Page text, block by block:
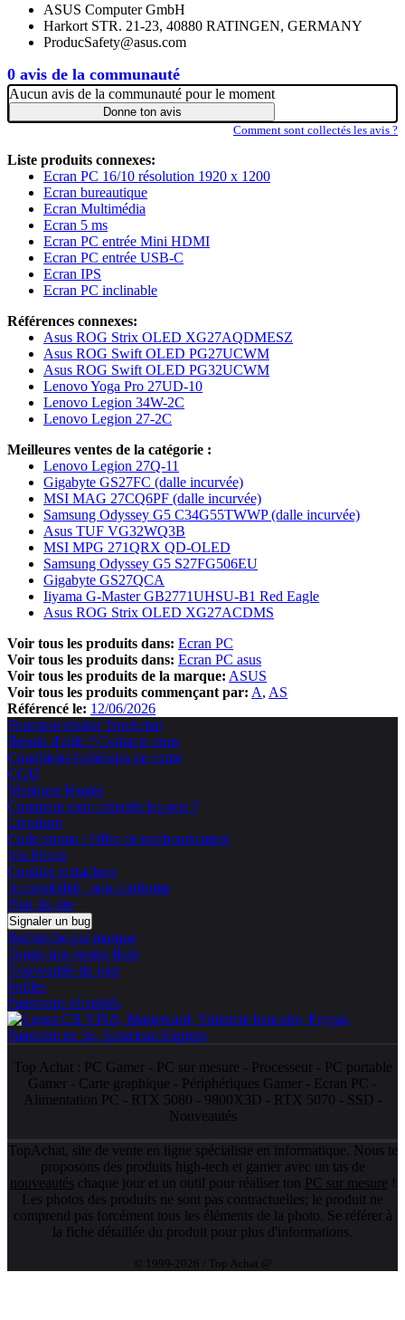
0 avis de la communauté
ASUS Computer GmbH
Harkort STR. 21-23, 40880 RATINGEN, GERMANY
ProducSafety@asus.com
Aucun avis de la communauté pour le moment
Donne ton avis
Comment sont collectés les avis ?
Liste produits connexes:
Ecran PC 16/10 résolution 1920 x 1200
Ecran bureautique
Ecran Multimédia
Ecran 5 ms
Ecran PC entrée Mini HDMI
Ecran PC entrée USB-C
Ecran IPS
Ecran PC inclinable
Références connexes:
Asus ROG Strix OLED XG27AQDMESZ
Asus ROG Swift OLED PG27UCWM
Asus ROG Swift OLED PG32UCWM
Lenovo Yoga Pro 27UD-10
Lenovo Legion 34W-2C
Lenovo Legion 27-2C
Meilleures ventes de la catégorie :
Lenovo Legion 27Q-11
Gigabyte GS27FC (dalle incurvée)
MSI MAG 27CQ6PF (dalle incurvée)
Samsung Odyssey G5 C34G55TWWP (dalle incurvée)
Asus TUF VG32WQ3B
MSI MPG 271QRX QD-OLED
Samsung Odyssey G5 S27FG506EU
Gigabyte GS27QCA
Iiyama G-Master GB2771UHSU-B1 Red Eagle
Asus ROG Strix OLED XG27ACDMS
Voir tous les produits dans: Ecran PC
Voir tous les produits dans: Ecran PC asus
Voir tous les produits de la marque: ASUS
Voir tous les produits commençant par: A AS
Référencé le: 12/06/2026
Pourquoi choisir TopAchat
Besoin d'aide ? Contacte nous
Conditions Générales de vente
CGU
Mentions légales
Comment sont collectés les avis ?
Livraison
Code promo / Offre de remboursement
Vie Privée
Cookies et trackers
Accessibilité : non conforme
Plan du site
Signaler un bug
Recherche par marque
Toutes nos ventes flash
Nouveautés du jour
Soldes
Paiements sécurisés
Top Achat : PC Gamer- PC sur mesure - Processeur- PC portable
Gamer - Carte graphique - Périphériques Gamer - Ecran PC -
Alimentation PC - RTX 5080 - 9800X3D - RTX 5070 - SSD -
Nouveautés
TopAchat, site de vente en ligne spécialiste en informatique. Nous te
proposons des produits high-tech et gamer avec un tas de
nouveautés chaque jour et un outil pour réaliser ton PC sur mesure !
Les photos des produits ne sont pas contractuelles; le produit ne
comprend pas forcément tous les éléments de la photo. Se référer à
la fiche détaillée du produit pour plus d'informations.
© 1999-2026 / Top Achat @